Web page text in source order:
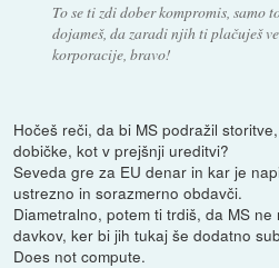
To se ti zdi dober kompromis, samo
dojameš, da zaradi njih ti plačuješ
korporacije, bravo!
Hočeš reči, da bi MS podražil
dobičke, kot v prejšnji ureditvi?
Seveda gre za EU denar in kar je
ustrezno in sorazmerno obdavči.
Diametralno, potem ti trdiš, da MS
davkov, ker bi jih tukaj še dodatno
Does not compute.